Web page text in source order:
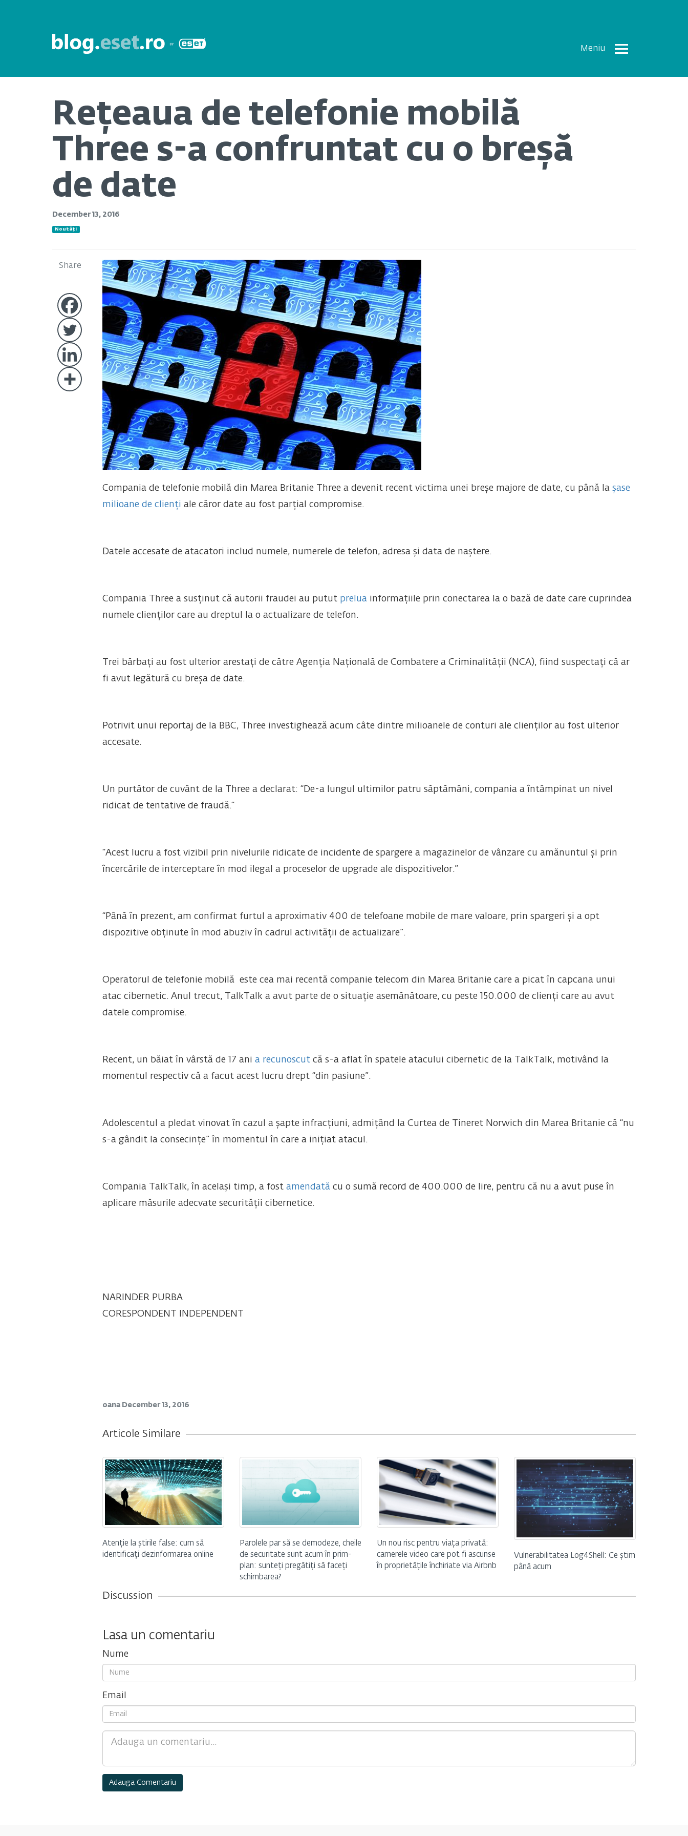
Meniu
Toate
Rețeaua de telefonie mobilă
Three s-a confruntat cu o breșă
de date
December 13, 2016
Noutăți
Share
Compania de telefonie mobilă din Marea Britanie Three a devenit recent victima unei breșe majore de date, cu până la șase
milioane de clienți ale căror date au fost parțial compromise.
Datele accesate de atacatori includ numele, numerele de telefon, adresa și data de naștere.
Compania Three a susținut că autorii fraudei au putut preluainformațiile prin conectarea la o bază de date care cuprindea
numele clienților care au dreptul la o actualizare de telefon.
Trei bărbați au fost ulterior arestați de către Agenția Națională de Combatere a Criminalității (NCA), fiind suspectați că ar
fi avut legătură cu breșa de date.
Potrivit unui reportaj de la BBC, Three investighează acum câte dintre milioanele de conturi ale clienților au fost ulterior
accesate.
Un purtător de cuvânt de la Three a declarat: “De-a lungul ultimilor patru săptămâni, compania a întâmpinat un nivel
ridicat de tentative de fraudă.“
“Acest lucru a fost vizibil prin nivelurile ridicate de incidente de spargere a magazinelor de vânzare cu amănuntul și prin
încercările de interceptare în mod ilegal a proceselor de upgrade ale dispozitivelor.”
“Până în prezent, am confirmat furtul a aproximativ 400 de telefoane mobile de mare valoare, prin spargeri și a opt
dispozitive obținute în mod abuziv în cadrul activității de actualizare”.
Operatorul de telefonie mobilă este cea mai recentă companie telecom din Marea Britanie care a picat în capcana unui
atac cibernetic. Anul trecut, TalkTalk a avut parte de o situație asemănătoare, cu peste 150.000 de clienți care au avut
datele compromise.
Recent, un băiat în vârstă de 17 ani a recunoscutcă s-a aflat în spatele atacului cibernetic de la TalkTalk, motivând la
momentul respectiv că a facut acest lucru drept “din pasiune”.
Adolescentul a pledat vinovat în cazul a șapte infracțiuni, admițând la Curtea de Tineret Norwich din Marea Britanie că “nu
s-a gândit la consecințe” în momentul în care a inițiat atacul.
Compania TalkTalk, în același timp, a fost amendatăcu o sumă record de 400.000 de lire, pentru că nu a avut puse în
aplicare măsurile adecvate securității cibernetice.
NARINDER PURBA
CORESPONDENT INDEPENDENT
oana December 13, 2016
Articole Similare
Atenție la știrile false: cum să
identificați dezinformarea online
Parolele par să se demodeze, cheile
de securitate sunt acum în prim-
plan: sunteți pregătiți să faceți
schimbarea?
Un nou risc pentru viața privată:
camerele video care pot fi ascunse
în proprietățile închiriate via Airbnb
Vulnerabilitatea Log4Shell: Ce știm
până acum
Discussion
Lasa un comentariu
Nume
Email
Comment